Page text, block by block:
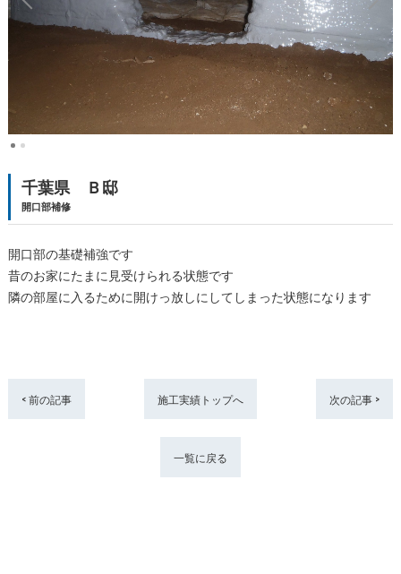
千葉県 Ｂ邸
開口部補修
開口部の基礎補強です
昔のお家にたまに見受けられる状態です
隣の部屋に入るために開けっ放しにしてしまった状態になります
< 前の記事 施工実績トップへ 次の記事 >
一覧に戻る